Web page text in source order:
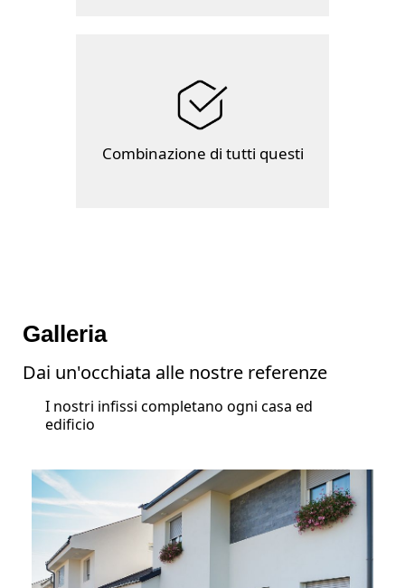
Combinazione di tutti questi
Galleria
Dai un'occhiata alle nostre referenze
I nostri infissi completano ogni casa ed
edificio